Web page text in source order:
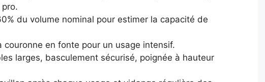
du volume nominal pour estimer la capacité de
couronne en fonte pour un usage intensif.
larges, basculement sécurisé, poignée à hauteur